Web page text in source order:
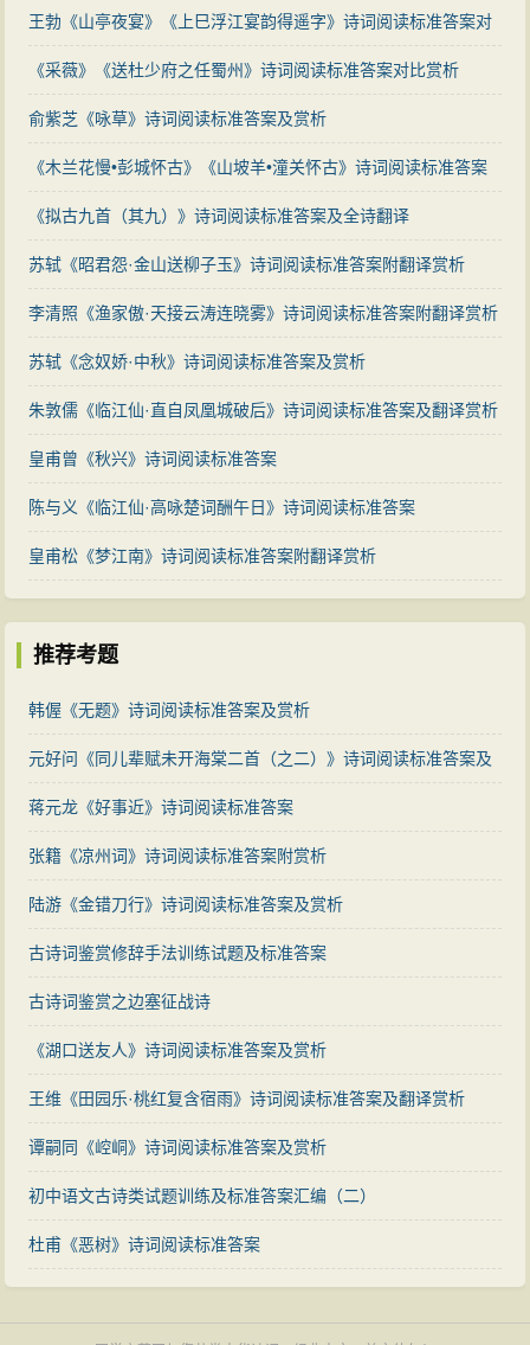
王勃《山亭夜宴》《上巳浮江宴韵得遥字》诗词阅读标准答案对
比赏析
《采薇》《送杜少府之任蜀州》诗词阅读标准答案对比赏析
俞紫芝《咏草》诗词阅读标准答案及赏析
《木兰花慢•彭城怀古》《山坡羊•潼关怀古》诗词阅读标准答案
《拟古九首（其九）》诗词阅读标准答案及全诗翻译
苏轼《昭君怨·金山送柳子玉》诗词阅读标准答案附翻译赏析
李清照《渔家傲·天接云涛连晓雾》诗词阅读标准答案附翻译赏析
苏轼《念奴娇·中秋》诗词阅读标准答案及赏析
朱敦儒《临江仙·直自凤凰城破后》诗词阅读标准答案及翻译赏析
皇甫曾《秋兴》诗词阅读标准答案
陈与义《临江仙·高咏楚词酬午日》诗词阅读标准答案
皇甫松《梦江南》诗词阅读标准答案附翻译赏析
推荐考题
韩偓《无题》诗词阅读标准答案及赏析
元好问《同儿辈赋未开海棠二首（之二）》诗词阅读标准答案及
赏析
蒋元龙《好事近》诗词阅读标准答案
张籍《凉州词》诗词阅读标准答案附赏析
陆游《金错刀行》诗词阅读标准答案及赏析
古诗词鉴赏修辞手法训练试题及标准答案
古诗词鉴赏之边塞征战诗
《湖口送友人》诗词阅读标准答案及赏析
王维《田园乐·桃红复含宿雨》诗词阅读标准答案及翻译赏析
谭嗣同《崆峒》诗词阅读标准答案及赏析
初中语文古诗类试题训练及标准答案汇编（二）
杜甫《恶树》诗词阅读标准答案